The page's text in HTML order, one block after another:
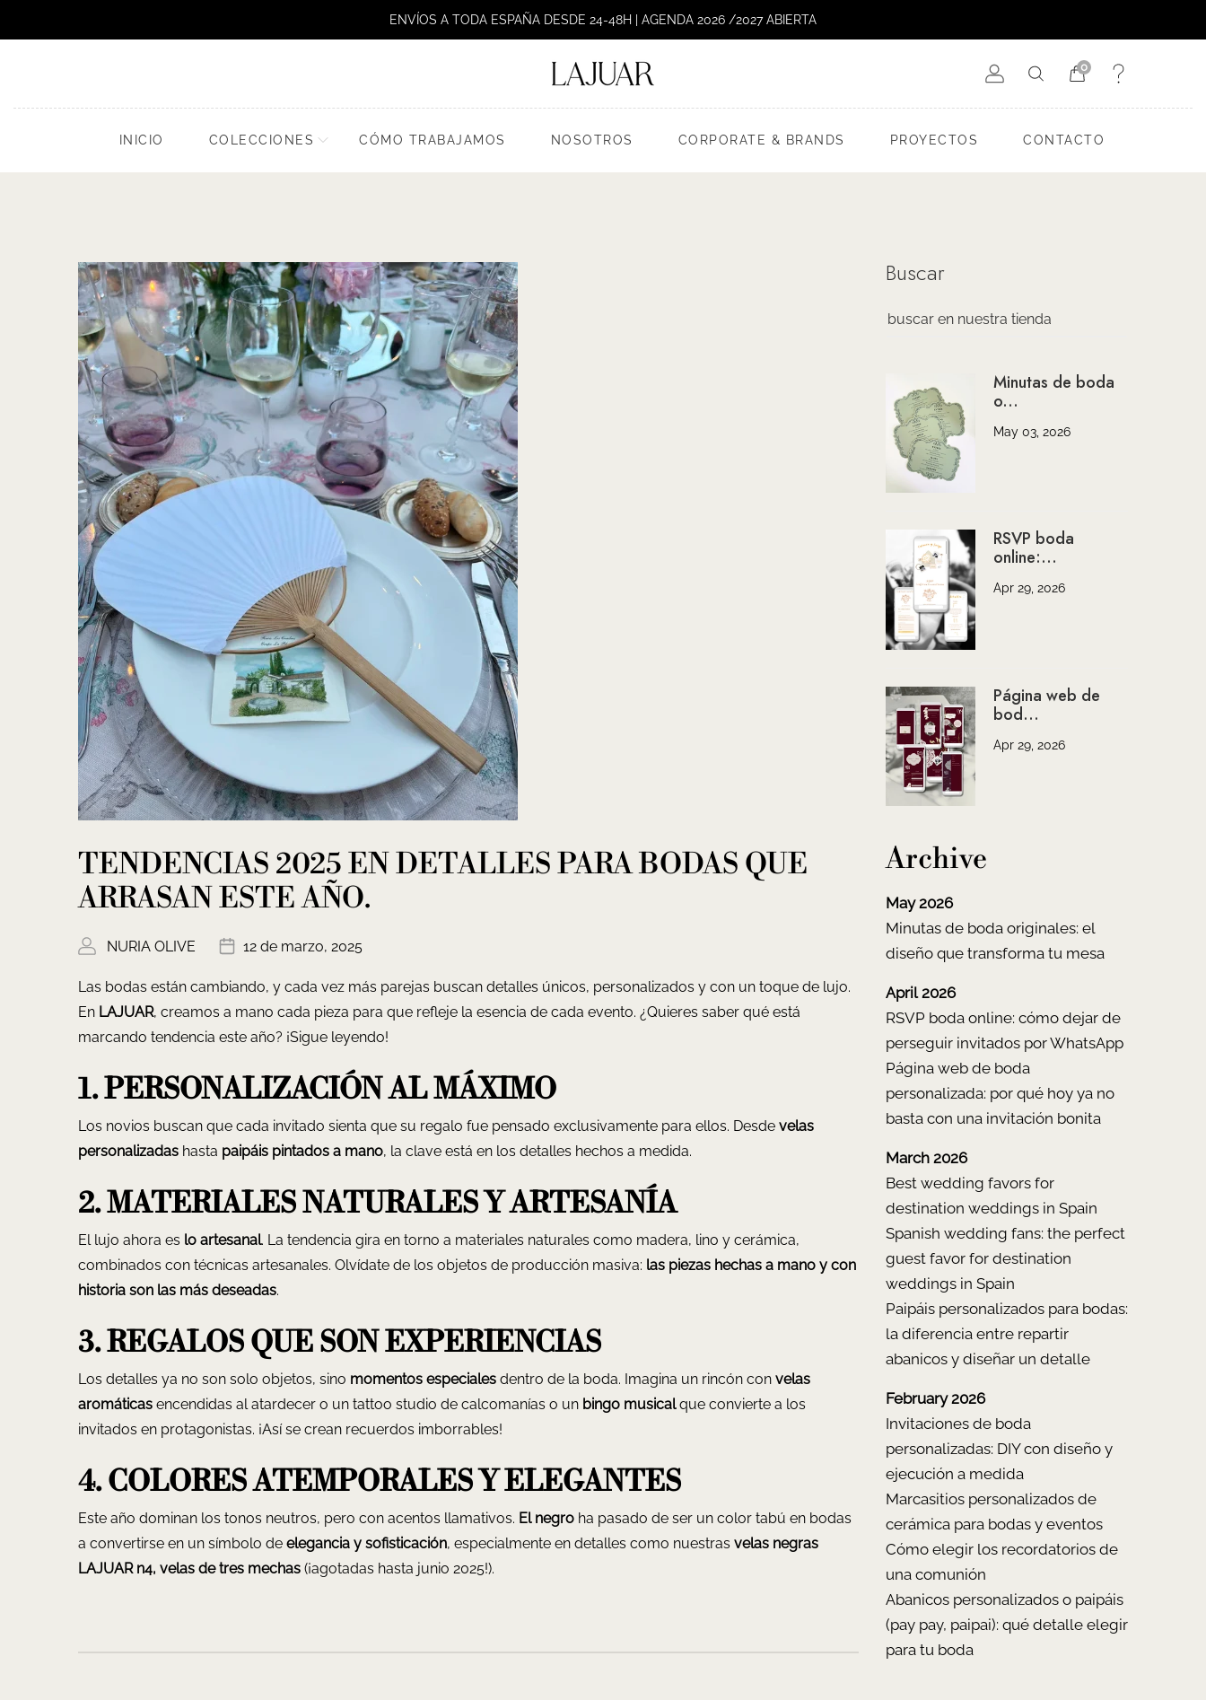
ENVÍOS A TODA ESPAÑA DESDE 24-48H | AGENDA 2026 /2027 ABIERTA
0
INICIO COLECCIONES CÓMO TRABAJAMOS NOSOTROS CORPORATE & BRANDS PROYECTOS CONTACTO
Buscar
Minutas de boda
o...
May 03, 2026
RSVP boda
online:...
Apr 29, 2026
Página web de
bod...
Apr 29, 2026
Archive
May 2026
Minutas de boda originales: el
diseño que transforma tu mesa
April 2026
RSVP boda online: cómo dejar de
perseguir invitados por WhatsApp
Página web de boda
personalizada: por qué hoy ya no
basta con una invitación bonita
March 2026
Best wedding favors for
destination weddings in Spain
Spanish wedding fans: the perfect
guest favor for destination
weddings in Spain
Paipáis personalizados para bodas:
la diferencia entre repartir
abanicos y diseñar un detalle
February 2026
Invitaciones de boda
personalizadas: DIY con diseño y
ejecución a medida
Marcasitios personalizados de
cerámica para bodas y eventos
Cómo elegir los recordatorios de
una comunión
Abanicos personalizados o paipáis
(pay pay, paipai): qué detalle elegir
para tu boda
TENDENCIAS 2025 EN DETALLES PARA BODAS QUE
ARRASAN ESTE AÑO.
NURIA OLIVE 12 de marzo, 2025
Las bodas están cambiando, y cada vez más parejas buscan detalles únicos, personalizados y con un toque de lujo.
En LAJUAR, creamos a mano cada pieza para que refleje la esencia de cada evento. ¿Quieres saber qué está
marcando tendencia este año? ¡Sigue leyendo!
1. PERSONALIZACIÓN AL MÁXIMO
Los novios buscan que cada invitado sienta que su regalo fue pensado exclusivamente para ellos. Desde velas
personalizadas hasta paipáis pintados a mano, la clave está en los detalles hechos a medida.
2. MATERIALES NATURALES Y ARTESANÍA
El lujo ahora es lo artesanal. La tendencia gira en torno a materiales naturales como madera, lino y cerámica,
combinados con técnicas artesanales. Olvídate de los objetos de producción masiva: las piezas hechas a mano y con
historia son las más deseadas.
3. REGALOS QUE SON EXPERIENCIAS
Los detalles ya no son solo objetos, sino momentos especiales dentro de la boda. Imagina un rincón con velas
aromáticas encendidas al atardecer o un tattoo studio de calcomanías o un bingo musicalque convierte a los
invitados en protagonistas. ¡Así se crean recuerdos imborrables!
4. COLORES ATEMPORALES Y ELEGANTES
Este año dominan los tonos neutros, pero con acentos llamativos. El negro ha pasado de ser un color tabú en bodas
a convertirse en un símbolo de elegancia y sofisticación, especialmente en detalles como nuestras velas negras
LAJUAR n4, velas de tres mechas (¡agotadas hasta junio 2025!).